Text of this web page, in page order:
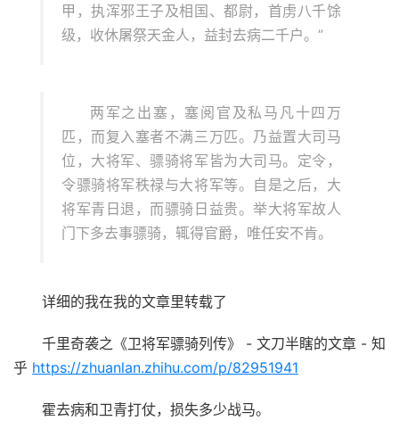
甲，执浑邪王子及相国、都尉，首虏八千馀
级，收休屠祭天金人，益封去病二千户。”
两军之出塞，塞阅官及私马凡十四万
匹，而复入塞者不满三万匹。乃益置大司马
位，大将军、骠骑将军皆为大司马。定令，
令骠骑将军秩禄与大将军等。自是之后，大
将军青日退，而骠骑日益贵。举大将军故人
门下多去事骠骑，辄得官爵，唯任安不肯。
详细的我在我的文章里转载了
千里奇袭之《卫将军骠骑列传》 - 文刀半瞎的文章 - 知
乎 https://zhuanlan.zhihu.com/p/82951941
霍去病和卫青打仗，损失多少战马。